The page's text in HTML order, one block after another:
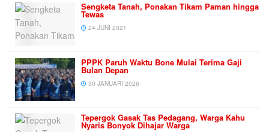
Sengketa Tanah, Ponakan Tikam Paman hingga
Tewas
24 JUNI 2021
PPPK Paruh Waktu Bone Mulai Terima Gaji
Bulan Depan
30 JANUARI 2026
Tepergok Gasak Tas Pedagang, Warga Kahu
Nyaris Bonyok Dihajar Warga